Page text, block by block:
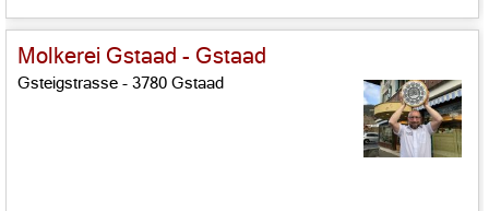
Molkerei Gstaad - Gstaad
Gsteigstrasse - 3780 Gstaad